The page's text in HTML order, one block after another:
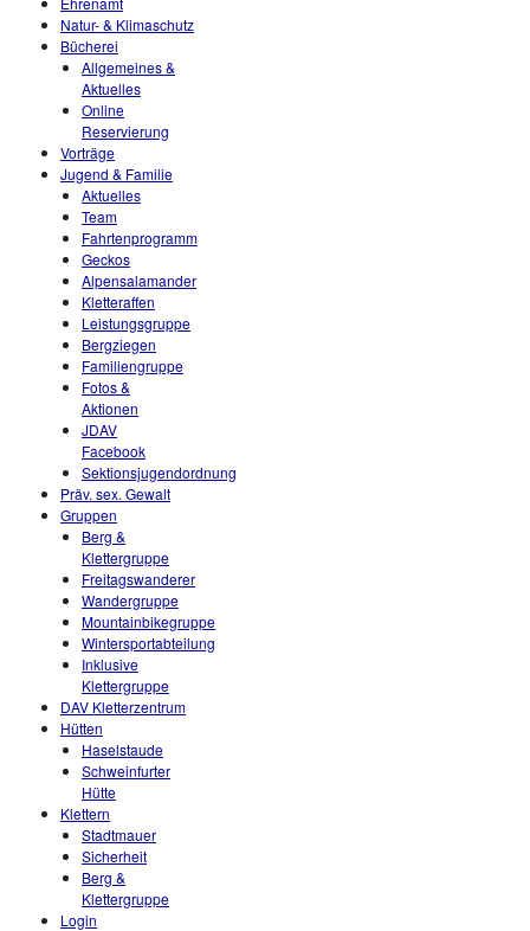
Natur- & Klimaschutz
Bücherei
Allgemeines &
Aktuelles
Online
Reservierung
Vorträge
Jugend & Familie
Aktuelles
Team
Fahrtenprogramm
Geckos
Alpensalamander
Kletteraffen
Leistungsgruppe
Bergziegen
Familiengruppe
Fotos &
Aktionen
JDAV
Facebook
Sektionsjugendordnung
Präv. sex. Gewalt
Gruppen
Berg &
Klettergruppe
Freitagswanderer
Wandergruppe
Mountainbikegruppe
Wintersportabteilung
Inklusive
Klettergruppe
DAV Kletterzentrum
Hütten
Haselstaude
Schweinfurter
Hütte
Klettern
Stadtmauer
Sicherheit
Berg &
Klettergruppe
Login